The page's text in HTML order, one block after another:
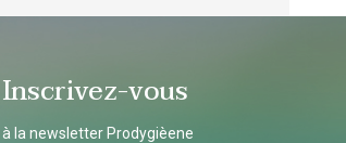
Inscrivez-vous
à la newsletter Prodygièene